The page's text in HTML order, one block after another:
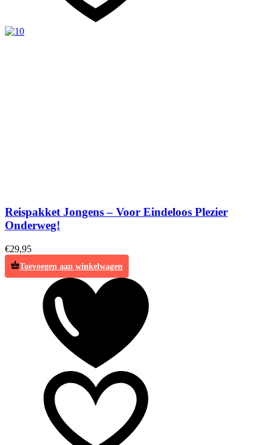
Reispakket Jongens – Voor Eindeloos Plezier
Onderweg!
€29,95
Toevoegen aan winkelwagen